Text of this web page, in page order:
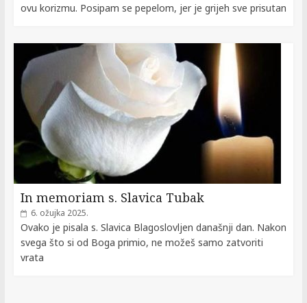
ovu korizmu. Posipam se pepelom, jer je grijeh sve prisutan
In memoriam s. Slavica Tubak
6. ožujka 2025.
Ovako je pisala s. Slavica Blagoslovljen današnji dan. Nakon
svega što si od Boga primio, ne možeš samo zatvoriti
vrata